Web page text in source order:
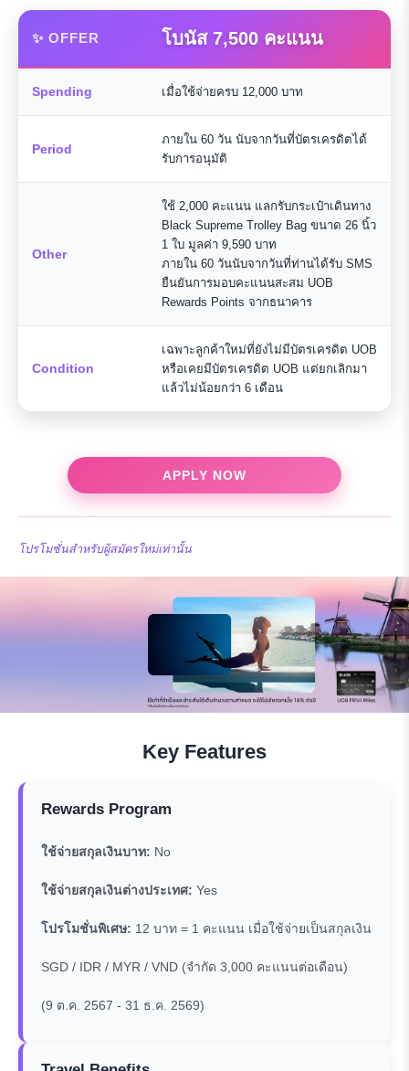
✨ OFFER โบนัส 7,500 คะแนน
Spending เมื่อใช้จ่ายครบ 12,000 บาท
Period
ภายใน 60 วัน นับจากวันที่บัตรเครดิตได้
รับการอนุมัติ
Other
ใช้ 2,000 คะแนน แลกรับกระเป๋าเดินทาง
Black Supreme Trolley Bag ขนาด 26 นิ้ว
1 ใบ มูลค่า 9,590 บาท
ภายใน 60 วันนับจากวันที่ท่านได้รับ SMS
ยืนยันการมอบคะแนนสะสม UOB
Rewards Points จากธนาคาร
Condition
เฉพาะลูกค้าใหม่ที่ยังไม่มีบัตรเครดิต UOB
หรือเคยมีบัตรเครดิต UOB แต่ยกเลิกมา
แล้วไม่น้อยกว่า 6 เดือน
APPLY NOW
โปรโมชั่นสำหรับผู้สมัครใหม่เท่านั้น
Key Features
Rewards Program
ใช้จ่ายสกุลเงินบาท: No
ใช้จ่ายสกุลเงินต่างประเทศ: Yes
โปรโมชั่นพิเศษ: 12 บาท = 1 คะแนน เมื่อใช้จ่ายเป็นสกุลเงิน
SGD / IDR / MYR / VND (จำกัด 3,000 คะแนนต่อเดือน)
(9 ต.ค. 2567 - 31 ธ.ค. 2569)